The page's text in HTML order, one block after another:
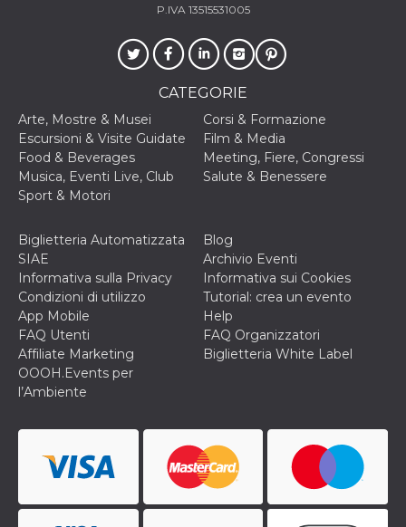
P.IVA 13515531005
CATEGORIE
Arte, Mostre & Musei
Corsi & Formazione
Escursioni & Visite Guidate
Film & Media
Food & Beverages
Meeting, Fiere, Congressi
Musica, Eventi Live, Club
Salute & Benessere
Sport & Motori
Biglietteria Automatizzata
SIAE
Blog
Archivio Eventi
Informativa sulla Privacy
Informativa sui Cookies
Condizioni di utilizzo
Tutorial: crea un evento
App Mobile
Help
FAQ Utenti
FAQ Organizzatori
Affiliate Marketing
Biglietteria White Label
OOOH.Events per
l’Ambiente